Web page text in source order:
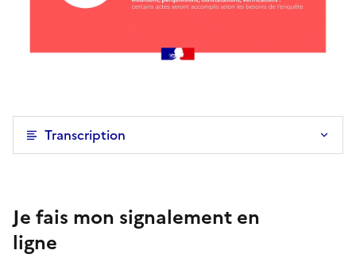
Transcription
Je fais mon signalement en
ligne